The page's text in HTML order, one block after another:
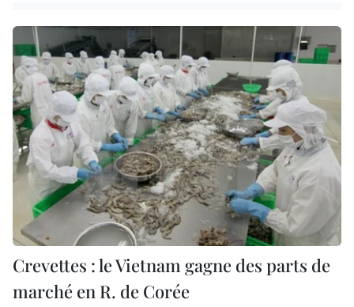
Crevettes : le Vietnam gagne des parts de
marché en R. de Corée